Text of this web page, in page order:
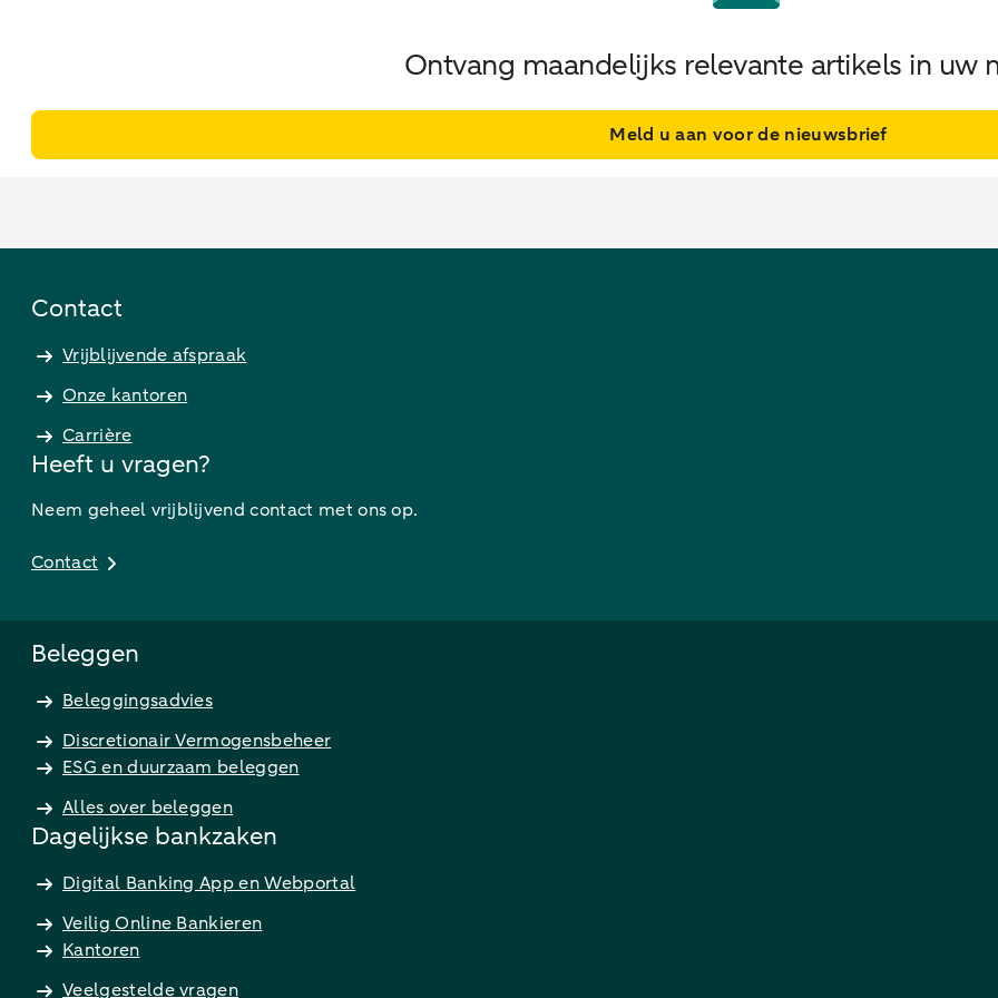
Ontvang maandelijks relevante artikels in uw
Meld u aan voor de nieuwsbrief
Contact
Vrijblijvende afspraak
Onze kantoren
Carrière
Heeft u vragen?
Neem geheel vrijblijvend contact met ons op.
Contact
Beleggen
Beleggingsadvies
Discretionair Vermogensbeheer
ESG en duurzaam beleggen
Alles over beleggen
Dagelijkse bankzaken
Digital Banking App en Webportal
Veilig Online Bankieren
Kantoren
Veelgestelde vragen